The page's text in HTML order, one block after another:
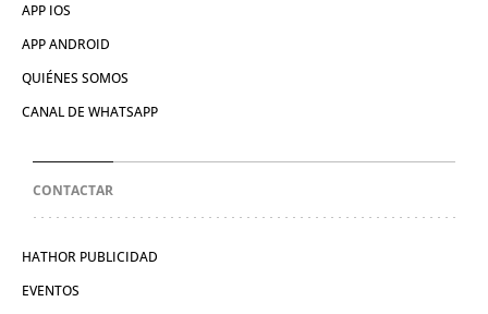
APP IOS
APP ANDROID
QUIÉNES SOMOS
CANAL DE WHATSAPP
CONTACTAR
HATHOR PUBLICIDAD
EVENTOS